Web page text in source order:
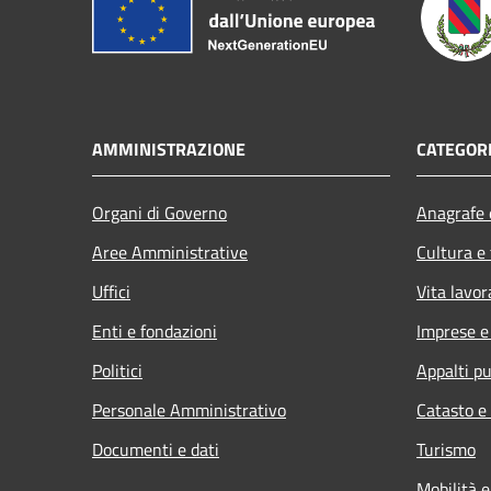
AMMINISTRAZIONE
Organi di Governo
Aree Amministrative
Uffici
Enti e fondazioni
Politici
Personale Amministrativo
Documenti e dati
Cultura
Vita
Imprese
Appalti
Catasto
Turismo